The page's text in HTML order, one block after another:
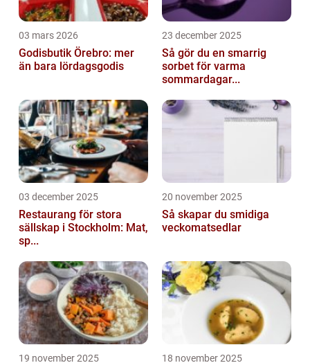
03 mars 2026
Godisbutik Örebro: mer
än bara lördagsgodis
23 december 2025
Så gör du en smarrig
sorbet för varma
sommardagar...
03 december 2025
Restaurang för stora
sällskap i Stockholm: Mat,
sp...
20 november 2025
Så skapar du smidiga
veckomatsedlar
19 november 2025 18 november 2025